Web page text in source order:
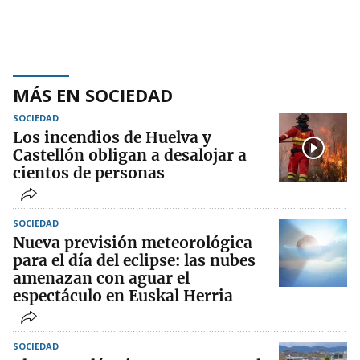
MÁS EN SOCIEDAD
SOCIEDAD
Los incendios de Huelva y
Castellón obligan a desalojar a
cientos de personas
SOCIEDAD
Nueva previsión meteorológica
para el día del eclipse: las nubes
amenazan con aguar el
espectáculo en Euskal Herria
SOCIEDAD